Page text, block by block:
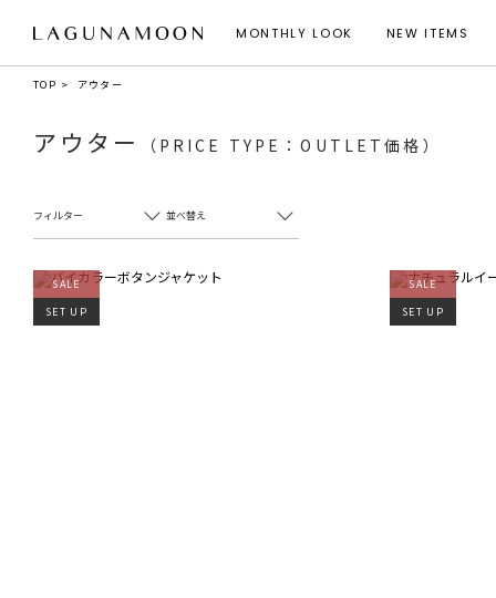
MONTHLY LOOK NEW ITEMS
TOP アウター
アウター （PRICE TYPE：OUTLET価格）
フィルター 並べ替え
SALE
SET UP
SALE
SET UP